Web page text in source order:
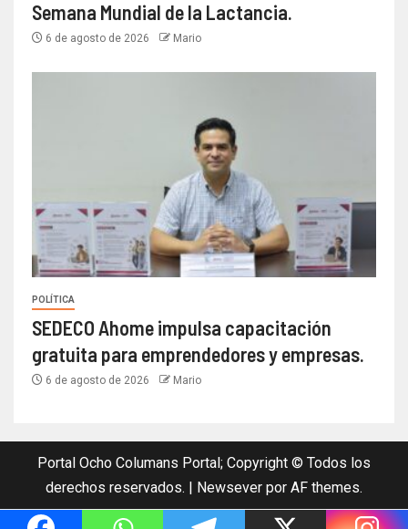
Semana Mundial de la Lactancia.
6 de agosto de 2026 Mario
POLÍTICA
SEDECO Ahome impulsa capacitación
gratuita para emprendedores y empresas.
6 de agosto de 2026 Mario
Portal Ocho Columans Portal; Copyright © Todos los
derechos reservados. | Newsever por AF themes.